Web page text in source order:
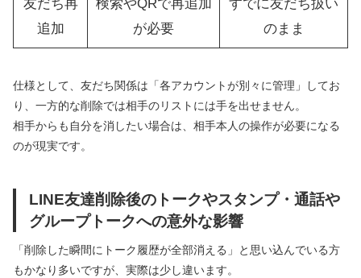
友だち再
追加
検索やQRで再追加
が必要
すでに友だち扱い
のまま
仕様として、友だち関係は「各アカウントが別々に管理」してお
り、一方的な削除では相手のリストには手を出せません。
相手からも自分を消したい場合は、相手本人の操作が必要になる
のが現実です。
LINE友達削除後のトークやスタンプ・通話や
グループトークへの意外な影響
「削除した瞬間にトーク履歴が全部消える」と思い込んでいる方
もかなり多いですが、実際は少し違います。